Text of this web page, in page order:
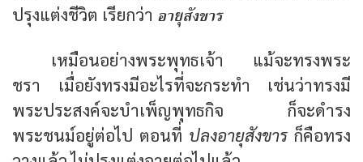
ปรุงแต่งชีวิต เรียกว่า อายุสังขาร
เหมือนอย่างพระพุทธเจ้า แม้จะทรงพระ
ชรา เมื่อยังทรงมีอะไรที่จะกระทำ เช่นว่าทรงมี
พระประสงค์จะบำเพ็ญพุทธกิจ ก็จะดำรง
พระชนม์อยู่ต่อไป ตอนที่ ปลงอายุสังขารก็คือทรง